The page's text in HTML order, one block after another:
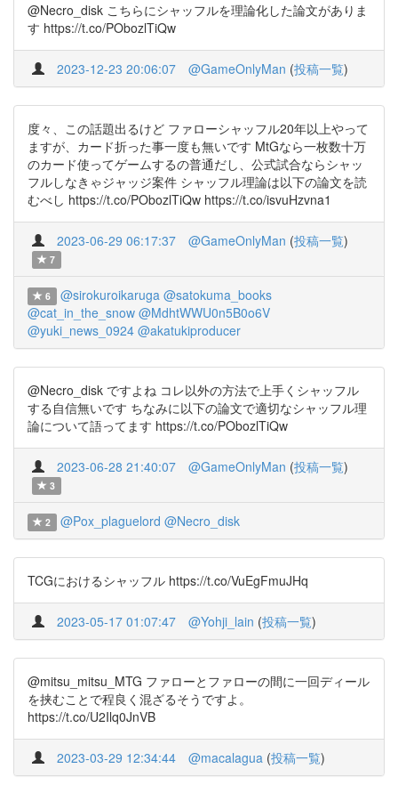
@Necro_disk こちらにシャッフルを理論化した論文がありま
す https://t.co/PObozlTiQw
2023-12-23 20:06:07 @GameOnlyMan (投稿一覧)
度々、この話題出るけど ファローシャッフル20年以上やって
ますが、カード折った事一度も無いです MtGなら一枚数十万
のカード使ってゲームするの普通だし、公式試合ならシャッ
フルしなきゃジャッジ案件 シャッフル理論は以下の論文を読
むべし https://t.co/PObozlTiQw https://t.co/isvuHzvna1
2023-06-29 06:17:37 @GameOnlyMan (投稿一覧)
7
6 @sirokuroikaruga @satokuma_books
@cat_in_the_snow @MdhtWWU0n5B0o6V
@yuki_news_0924 @akatukiproducer
@Necro_disk ですよね コレ以外の方法で上手くシャッフル
する自信無いです ちなみに以下の論文で適切なシャッフル理
論について語ってます https://t.co/PObozlTiQw
2023-06-28 21:40:07 @GameOnlyMan (投稿一覧)
3
2 @Pox_plaguelord @Necro_disk
TCGにおけるシャッフル https://t.co/VuEgFmuJHq
2023-05-17 01:07:47 @Yohji_lain (投稿一覧)
@mitsu_mitsu_MTG ファローとファローの間に一回ディール
を挟むことで程良く混ざるそうですよ。
https://t.co/U2Ilq0JnVB
2023-03-29 12:34:44 @macalagua (投稿一覧)